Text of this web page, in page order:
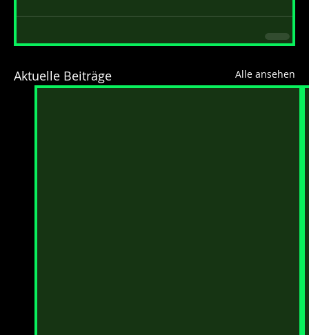
Aktuelle Beiträge Alle ansehen